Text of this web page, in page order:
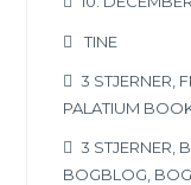
TINE
3 STJERNER
PALATIUM
3 STJERNER
BOGBLOG